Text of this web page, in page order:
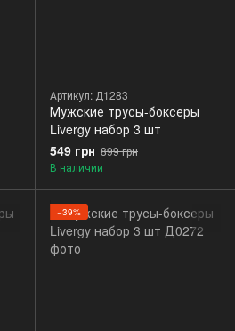
Артикул: Д1283
Мужские трусы-боксеры
Livergy набор 3 шт
549 грн 899 грн
В наличии
−39%